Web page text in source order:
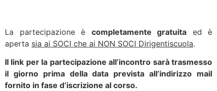
La partecipazione è completamente gratuita ed è
aperta sia ai SOCI che ai NON SOCI Dirigentiscuola.
Il link per la partecipazione all’incontro sarà trasmesso
il giorno prima della data prevista all’indirizzo mail
fornito in fase d’iscrizione al corso.